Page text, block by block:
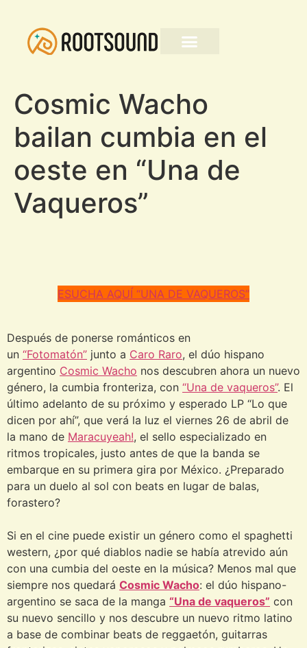
Cosmic Wacho
bailan cumbia en el
oeste en “Una de
Vaqueros”
ESUCHA AQUÍ “UNA DE VAQUEROS”
Después de ponerse románticos en
un “Fotomatón” junto a Caro Raro, el dúo hispano
argentino Cosmic Wacho nos descubren ahora un nuevo
género, la cumbia fronteriza, con “Una de vaqueros”. El
último adelanto de su próximo y esperado LP “Lo que
dicen por ahí”, que verá la luz el viernes 26 de abril de
la mano de Maracuyeah!, el sello especializado en
ritmos tropicales, justo antes de que la banda se
embarque en su primera gira por México. ¿Preparado
para un duelo al sol con beats en lugar de balas,
forastero?
Si en el cine puede existir un género como el spaghetti
western, ¿por qué diablos nadie se había atrevido aún
con una cumbia del oeste en la música? Menos mal que
siempre nos quedará Cosmic Wacho: el dúo hispano-
argentino se saca de la manga “Una de vaqueros” con
su nuevo sencillo y nos descubre un nuevo ritmo latino
a base de combinar beats de reggaetón, guitarras